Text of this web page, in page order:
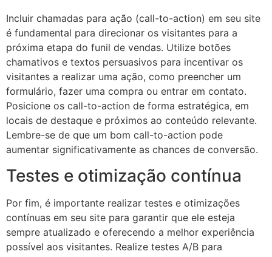
Incluir chamadas para ação (call-to-action) em seu site
é fundamental para direcionar os visitantes para a
próxima etapa do funil de vendas. Utilize botões
chamativos e textos persuasivos para incentivar os
visitantes a realizar uma ação, como preencher um
formulário, fazer uma compra ou entrar em contato.
Posicione os call-to-action de forma estratégica, em
locais de destaque e próximos ao conteúdo relevante.
Lembre-se de que um bom call-to-action pode
aumentar significativamente as chances de conversão.
Testes e otimização contínua
Por fim, é importante realizar testes e otimizações
contínuas em seu site para garantir que ele esteja
sempre atualizado e oferecendo a melhor experiência
possível aos visitantes. Realize testes A/B para